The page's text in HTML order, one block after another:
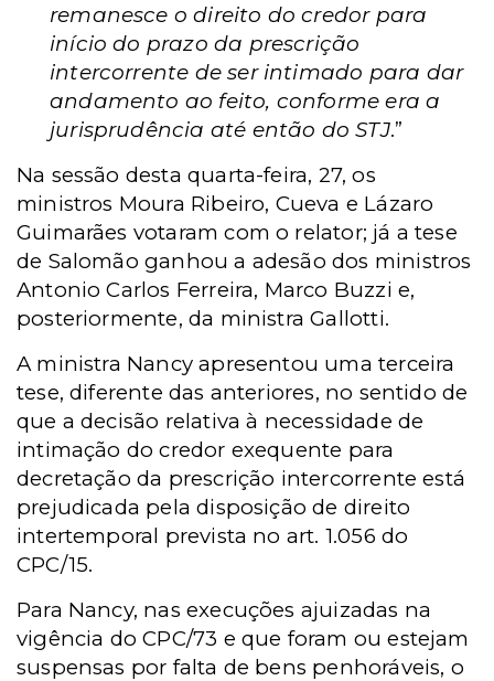
remanesce o direito do credor para
início do prazo da prescrição
intercorrente de ser intimado para dar
andamento ao feito, conforme era a
jurisprudência até então do STJ.”
Na sessão desta quarta-feira, 27, os
ministros Moura Ribeiro, Cueva e Lázaro
Guimarães votaram com o relator; já a tese
de Salomão ganhou a adesão dos ministros
Antonio Carlos Ferreira, Marco Buzzi e,
posteriormente, da ministra Gallotti.
A ministra Nancy apresentou uma terceira
tese, diferente das anteriores, no sentido de
que a decisão relativa à necessidade de
intimação do credor exequente para
decretação da prescrição intercorrente está
prejudicada pela disposição de direito
intertemporal prevista no art. 1.056 do
CPC/15.
Para Nancy, nas execuções ajuizadas na
vigência do CPC/73 e que foram ou estejam
suspensas por falta de bens penhoráveis, o